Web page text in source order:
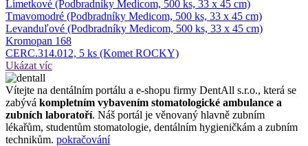
Limetkové (Podbradníky Medicom, 500 ks, 33 x 45 cm)
Tmavomodré (Podbradníky Medicom, 500 ks, 33 x 45 cm)
Levanduľové (Podbradníky Medicom, 500 ks, 33 x 45 cm)
Kromopan 168
CERC.314.012, 5 ks (Komet ROCKY)
Ukázat víc
Ví­tejte na dentálním portálu a e-shopu firmy DentAll s.r.o., která se
zabývá kompletním vybavením stomatologické ambulance a
zubních laboratoří. Náš portál je věnovaný hlavně zubním
lékařům, studentům stomatologie, dentálním hygieničkám a zubním
technikům. pokračování